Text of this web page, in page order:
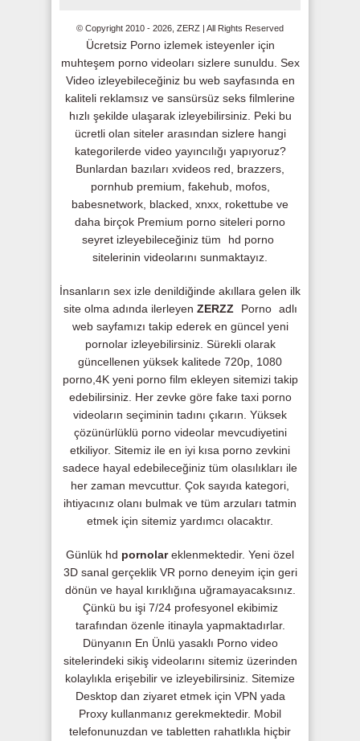
© Copyright 2010 - 2026, ZERZ | All Rights Reserved
Ücretsiz Porno izlemek isteyenler için
muhteşem porno videoları sizlere sunuldu. Sex
Video izleyebileceğiniz bu web sayfasında en
kaliteli reklamsız ve sansürsüz seks filmlerine
hızlı şekilde ulaşarak izleyebilirsiniz. Peki bu
ücretli olan siteler arasından sizlere hangi
kategorilerde video yayıncılığı yapıyoruz?
Bunlardan bazıları xvideos red, brazzers,
pornhub premium, fakehub, mofos,
babesnetwork, blacked, xnxx, rokettube ve
daha birçok Premium porno siteleri porno
seyret izleyebileceğiniz tüm
hd porno
sitelerinin videolarını sunmaktayız.
İnsanların sex izle denildiğinde akıllara gelen ilk
site olma adında ilerleyen ZERZZ Porno adlı
web sayfamızı takip ederek en güncel yeni
pornolar izleyebilirsiniz. Sürekli olarak
güncellenen yüksek kalitede 720p, 1080
porno,4K yeni porno film ekleyen sitemizi takip
edebilirsiniz. Her zevke göre fake taxi porno
videoların seçiminin tadını çıkarın. Yüksek
çözünürlüklü porno videolar mevcudiyetini
etkiliyor. Sitemiz ile en iyi kısa porno zevkini
sadece hayal edebileceğiniz tüm olasılıkları ile
her zaman mevcuttur. Çok sayıda kategori,
ihtiyacınız olanı bulmak ve tüm arzuları tatmin
etmek için sitemiz yardımcı olacaktır.
Günlük hd pornolareklenmektedir. Yeni özel
3D sanal gerçeklik VR porno deneyim için geri
dönün ve hayal kırıklığına uğramayacaksınız.
Çünkü bu işi 7/24 profesyonel ekibimiz
tarafından özenle itinayla yapmaktadırlar.
Dünyanın En Ünlü yasaklı Porno video
sitelerindeki sikiş videolarını sitemiz üzerinden
kolaylıkla erişebilir ve izleyebilirsiniz. Sitemize
Desktop dan ziyaret etmek için VPN yada
Proxy kullanmanız gerekmektedir. Mobil
telefonunuzdan ve tabletten rahatlıkla hiçbir